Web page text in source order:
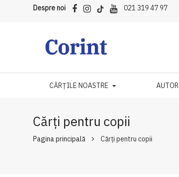
Despre noi 021 319 47 97
CĂRȚILE NOASTRE
Cărți pentru copii
Pagina principală Cărți pentru copii